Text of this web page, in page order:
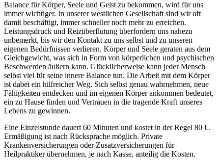
Balance für Körper, Seele und Geist zu bekommen, wird für uns
immer wichtiger. In unserer westlichen Gesellschaft sind wir oft
damit beschäftigt, immer schneller noch mehr zu erreichen.
Leistungsdruck und Reizüberflutung überfordern uns nahezu
unbemerkt, bis wir den Kontakt zu uns selbst und zu unseren
eigenen Bedürfnissen verlieren. Körper und Seele geraten aus dem
Gleichgewicht, was sich in Form von körperlichen und psychischen
Beschwerden äußern kann. Glücklicherweise kann jeder Mensch
selbst viel für seine innere Balance tun. Die Arbeit mit dem Körper
ist dabei ein hilfreicher Weg. Sich selbst genau wahrnehmen, neue
Fähigkeiten entdecken und im eigenen Körper ankommen bedeutet,
ein zu Hause finden und Vertrauen in die tragende Kraft unseres
Lebens zu gewinnen.
Eine Einzelstunde dauert 60 Minuten und kostet in der Regel 80 €.
Ermäßigung ist nach Rücksprache möglich. Private
Krankenversicherungen oder Zusatzversicherungen für
Heilpraktiker übernehmen, je nach Kasse, anteilig die Kosten.